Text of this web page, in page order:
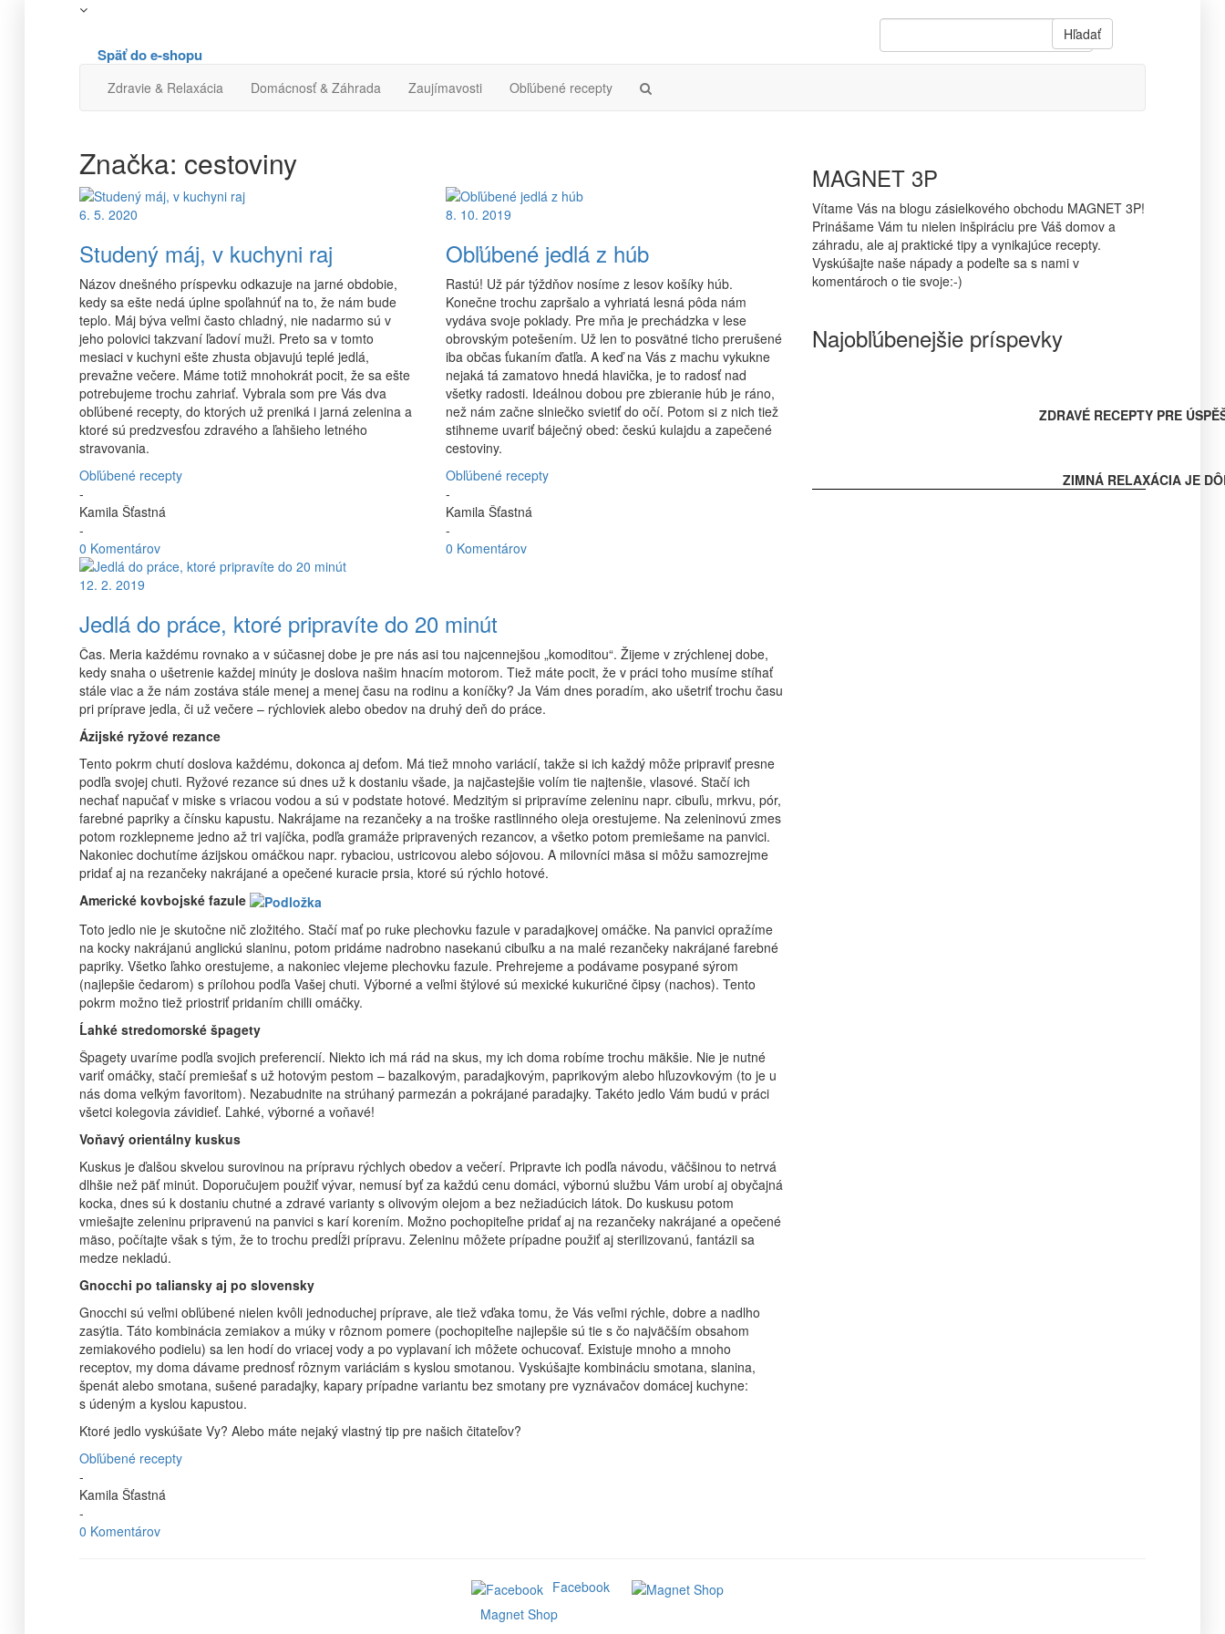
Hľadať
Späť do e-shopu
Zdravie & Relaxácia Domácnosť & Záhrada Zaujímavosti Obľúbené recepty
Značka: cestoviny
6. 5. 2020
Studený máj, v kuchyni raj
Názov dnešného príspevku odkazuje na jarné obdobie,
kedy sa ešte nedá úplne spoľahnúť na to, že nám bude
teplo. Máj býva veľmi často chladný, nie nadarmo sú v
jeho polovici takzvaní ľadoví muži. Preto sa v tomto
mesiaci v kuchyni ešte zhusta objavujú teplé jedlá,
prevažne večere. Máme totiž mnohokrát pocit, že sa ešte
potrebujeme trochu zahriať. Vybrala som pre Vás dva
obľúbené recepty, do ktorých už preniká i jarná zelenina a
ktoré sú predzvesťou zdravého a ľahšieho letného
stravovania.
Obľúbené recepty
-
Kamila Šťastná
-
0 Komentárov
8. 10. 2019
Obľúbené jedlá z húb
Rastú! Už pár týždňov nosíme z lesov košíky húb.
Konečne trochu zapršalo a vyhriatá lesná pôda nám
vydáva svoje poklady. Pre mňa je prechádzka v lese
obrovským potešením. Už len to posvätné ticho prerušené
iba občas ťukaním ďatľa. A keď na Vás z machu vykukne
nejaká tá zamatovo hnedá hlavička, je to radosť nad
všetky radosti. Ideálnou dobou pre zbieranie húb je ráno,
než nám začne slniečko svietiť do očí. Potom si z nich tiež
stihneme uvariť báječný obed: českú kulajdu a zapečené
cestoviny.
Obľúbené recepty
-
Kamila Šťastná
-
0 Komentárov
12. 2. 2019
Jedlá do práce, ktoré pripravíte do 20 minút
Čas. Meria každému rovnako a v súčasnej dobe je pre nás asi tou najcennejšou „komoditou“. Žijeme v zrýchlenej dobe,
kedy snaha o ušetrenie každej minúty je doslova našim hnacím motorom. Tiež máte pocit, že v práci toho musíme stíhať
stále viac a že nám zostáva stále menej a menej času na rodinu a koníčky? Ja Vám dnes poradím, ako ušetriť trochu času
pri príprave jedla, či už večere – rýchloviek alebo obedov na druhý deň do práce.
Ázijské ryžové rezance
Tento pokrm chutí doslova každému, dokonca aj deťom. Má tiež mnoho variácií, takže si ich každý môže pripraviť presne
podľa svojej chuti. Ryžové rezance sú dnes už k dostaniu všade, ja najčastejšie volím tie najtenšie, vlasové. Stačí ich
nechať napučať v miske s vriacou vodou a sú v podstate hotové. Medzitým si pripravíme zeleninu napr. cibuľu, mrkvu, pór,
farebné papriky a čínsku kapustu. Nakrájame na rezančeky a na troške rastlinného oleja orestujeme. Na zeleninovú zmes
potom rozklepneme jedno až tri vajíčka, podľa gramáže pripravených rezancov, a všetko potom premiešame na panvici.
Nakoniec dochutíme ázijskou omáčkou napr. rybaciou, ustricovou alebo sójovou. A milovníci mäsa si môžu samozrejme
pridať aj na rezančeky nakrájané a opečené kuracie prsia, ktoré sú rýchlo hotové.
Americké kovbojské fazule
Toto jedlo nie je skutočne nič zložitého. Stačí mať po ruke plechovku fazule v paradajkovej omáčke. Na panvici opražíme
na kocky nakrájanú anglickú slaninu, potom pridáme nadrobno nasekanú cibuľku a na malé rezančeky nakrájané farebné
papriky. Všetko ľahko orestujeme, a nakoniec vlejeme plechovku fazule. Prehrejeme a podávame posypané sýrom
(najlepšie čedarom) s prílohou podľa Vašej chuti. Výborné a veľmi štýlové sú mexické kukuričné čipsy (nachos). Tento
pokrm možno tiež priostriť pridaním chilli omáčky.
Ĺahké stredomorské špagety
Špagety uvaríme podľa svojich preferencií. Niekto ich má rád na skus, my ich doma robíme trochu mäkšie. Nie je nutné
variť omáčky, stačí premiešať s už hotovým pestom – bazalkovým, paradajkovým, paprikovým alebo hľuzovkovým (to je u
nás doma veľkým favoritom). Nezabudnite na strúhaný parmezán a pokrájané paradajky. Takéto jedlo Vám budú v práci
všetci kolegovia závidieť. Ľahké, výborné a voňavé!
Voňavý orientálny kuskus
Kuskus je ďalšou skvelou surovinou na prípravu rýchlych obedov a večerí. Pripravte ich podľa návodu, väčšinou to netrvá
dlhšie než päť minút. Doporučujem použiť vývar, nemusí byť za každú cenu domáci, výbornú službu Vám urobí aj obyčajná
kocka, dnes sú k dostaniu chutné a zdravé varianty s olivovým olejom a bez nežiadúcich látok. Do kuskusu potom
vmiešajte zeleninu pripravenú na panvici s karí korením. Možno pochopiteľne pridať aj na rezančeky nakrájané a opečené
mäso, počítajte však s tým, že to trochu predĺži prípravu. Zeleninu môžete prípadne použiť aj sterilizovanú, fantázii sa
medze nekladú.
Gnocchi po taliansky aj po slovensky
Gnocchi sú veľmi obľúbené nielen kvôli jednoduchej príprave, ale tiež vďaka tomu, že Vás veľmi rýchle, dobre a nadlho
zasýtia. Táto kombinácia zemiakov a múky v rôznom pomere (pochopiteľne najlepšie sú tie s čo najväčším obsahom
zemiakového podielu) sa len hodí do vriacej vody a po vyplavaní ich môžete ochucovať. Existuje mnoho a mnoho
receptov, my doma dávame prednosť rôznym variáciám s kyslou smotanou. Vyskúšajte kombináciu smotana, slanina,
špenát alebo smotana, sušené paradajky, kapary prípadne variantu bez smotany pre vyznávačov domácej kuchyne:
s údeným a kyslou kapustou.
Ktoré jedlo vyskúšate Vy? Alebo máte nejaký vlastný tip pre našich čitateľov?
Obľúbené recepty
-
Kamila Šťastná
-
0 Komentárov
MAGNET 3P
Vítame Vás na blogu zásielkového obchodu MAGNET 3P!
Prinášame Vám tu nielen inšpiráciu pre Váš domov a
záhradu, ale aj praktické tipy a vynikajúce recepty.
Vyskúšajte naše nápady a podeľte sa s nami v
komentároch o tie svoje:-)
Najobľúbenejšie príspevky
ZDRAVÉ RECEPTY PRE
ZIMNÁ RELAXÁCIA JE
Facebook
Magnet Shop